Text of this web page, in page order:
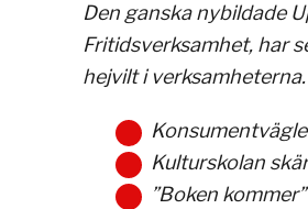
Den ganska nybildade
Fritidsverksamhet, har
hejvilt i verksamheterna.
Kulturskolan
”Boken